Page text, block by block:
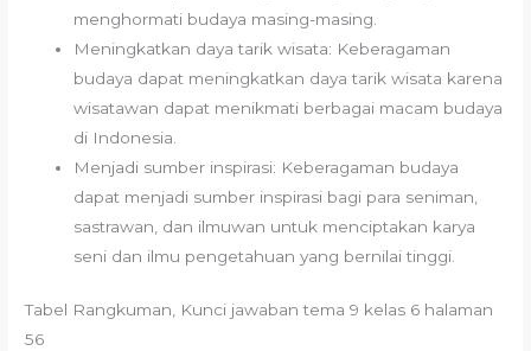
menghormati budaya masing-masing.
Meningkatkan daya tarik wisata: Keberagaman
budaya dapat meningkatkan daya tarik wisata karena
wisatawan dapat menikmati berbagai macam budaya
di Indonesia.
Menjadi sumber inspirasi: Keberagaman budaya
dapat menjadi sumber inspirasi bagi para seniman,
sastrawan, dan ilmuwan untuk menciptakan karya
seni dan ilmu pengetahuan yang bernilai tinggi.
Tabel Rangkuman, Kunci jawaban tema 9 kelas 6 halaman
56